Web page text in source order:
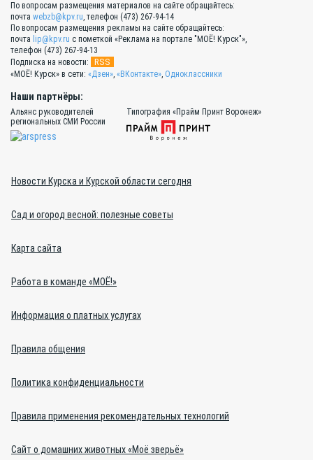
По вопросам размещения материалов на сайте обращайтесь:
почта webzb@kpv.ru, телефон (473) 267-94-14
По вопросам размещения рекламы на сайте обращайтесь:
почта lip@kpv.ru с пометкой «Реклама на портале "МОЁ! Курск"»,
телефон (473) 267-94-13
Подписка на новости:
RSS
«МОЁ! Курск» в сети: «Дзен», «ВКонтакте», Одноклассники
Наши партнёры:
Альянс руководителей
региональных СМИ России
Типография «Прайм Принт Воронеж»
Новости Курска и Курской области сегодня
Сад и огород весной: полезные советы
Карта сайта
Работа в команде «МОЁ!»
Информация о платных услугах
Правила общения
Политика конфиденциальности
Правила применения рекомендательных технологий
Сайт о домашних животных «Моё зверьё»